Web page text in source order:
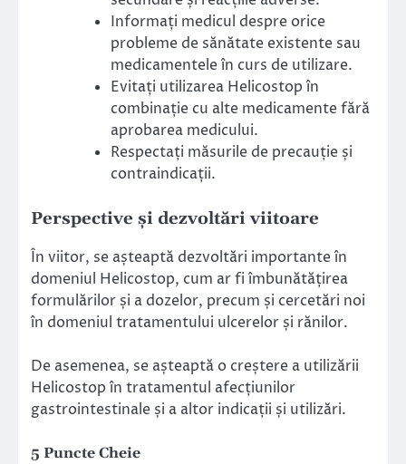
Informați medicul despre orice
probleme de sănătate existente sau
medicamentele în curs de utilizare.
Evitați utilizarea Helicostop în
combinație cu alte medicamente fără
aprobarea medicului.
Respectați măsurile de precauție și
contraindicații.
Perspective și dezvoltări viitoare
În viitor, se așteaptă dezvoltări importante în
domeniul Helicostop, cum ar fi îmbunătățirea
formulărilor și a dozelor, precum și cercetări noi
în domeniul tratamentului ulcerelor și rănilor.
De asemenea, se așteaptă o creștere a utilizării
Helicostop în tratamentul afecțiunilor
gastrointestinale și a altor indicații și utilizări.
5 Puncte Cheie